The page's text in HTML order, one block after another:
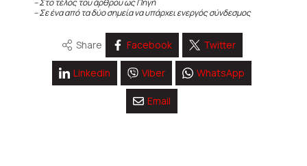
– Σε ένα από τα δύο σημεία να υπάρχει ενεργός σύνδεσμος
Share Facebook Twitter
Linkedin Viber WhatsApp
Email